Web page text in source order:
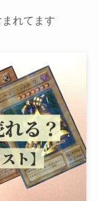
れてます